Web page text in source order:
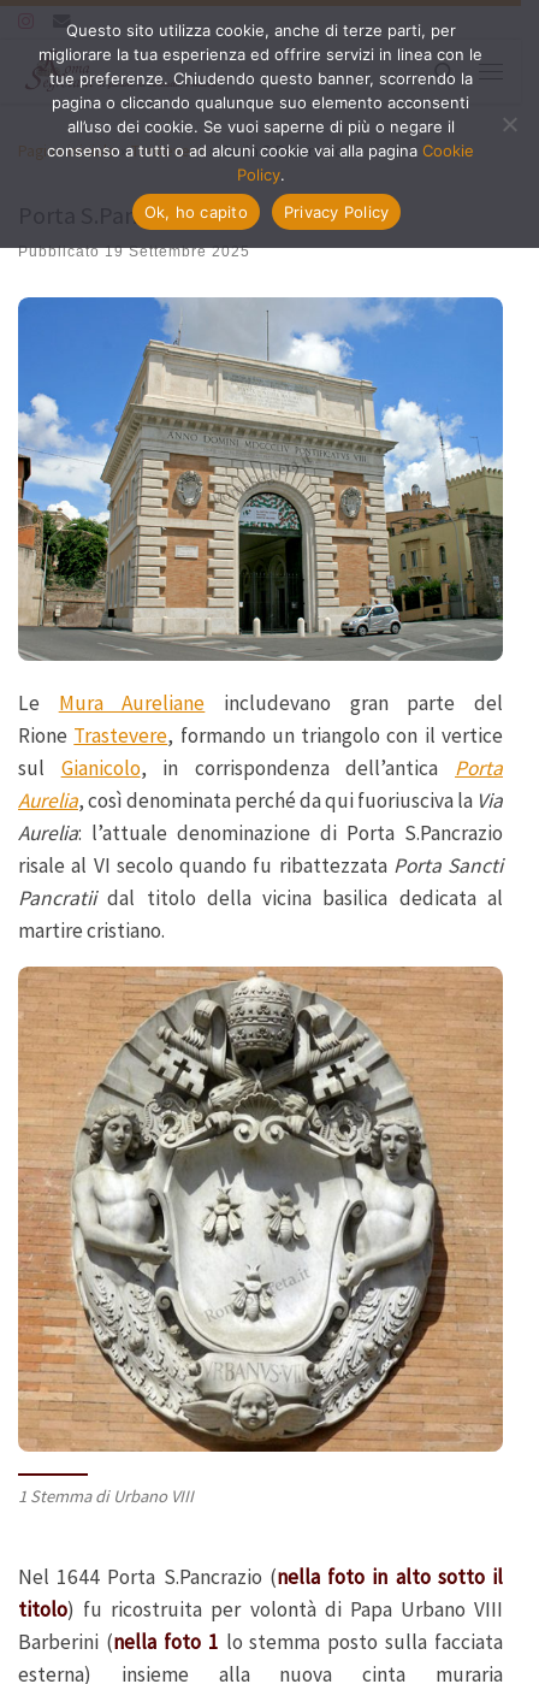
Passa al contenuto
Search
Pagina iniziale »Trastevere » Porta S.Pancrazio
Porta S.Pancrazio
Pubblicato19 Settembre 2025
Le Mura Aureliane includevano gran parte del
Rione Trastevere, formando un triangolo con il vertice
sul Gianicolo, in corrispondenza dell’antica Porta
Aurelia, così denominata perché da qui fuoriusciva la Via
Aurelia: l’attuale denominazione di Porta S.Pancrazio
risale al VI secolo quando fu ribattezzata Porta Sancti
Pancratiidal titolo della vicina basilica dedicata al
martire cristiano.
1 Stemma di Urbano VIII
Nel 1644 Porta S.Pancrazio (nella foto in alto sotto il
titolo) fu ricostruita per volontà di Papa Urbano VIII
Barberini (nella foto 1 lo stemma posto sulla facciata
esterna) insieme alla nuova cinta muraria
Questo sito utilizza cookie, anche di terze parti, per
migliorare la tua esperienza ed offrire servizi in linea con le
tue preferenze. Chiudendo questo banner, scorrendo la
pagina o cliccando qualunque suo elemento acconsenti
all’uso dei cookie. Se vuoi saperne di più o negare il
consenso a tutti o ad alcuni cookie vai alla pagina Cookie
Policy.
Ok, ho capito
Privacy Policy